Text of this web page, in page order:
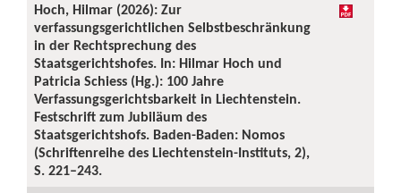
Hoch, Hilmar (2026): Zur
verfassungsgerichtlichen Selbstbeschränkung
in der Rechtsprechung des
Staatsgerichtshofes. In: Hilmar Hoch und
Patricia Schiess (Hg.): 100 Jahre
Verfassungsgerichtsbarkeit in Liechtenstein.
Festschrift zum Jubiläum des
Staatsgerichtshofs. Baden-Baden: Nomos
(Schriftenreihe des Liechtenstein-Instituts, 2),
S. 221–243.